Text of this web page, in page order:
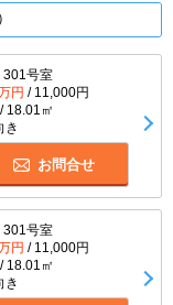
301号室
円 / 11,000円
18.01㎡
き
お問合せ
301号室
円 / 11,000円
18.01㎡
き